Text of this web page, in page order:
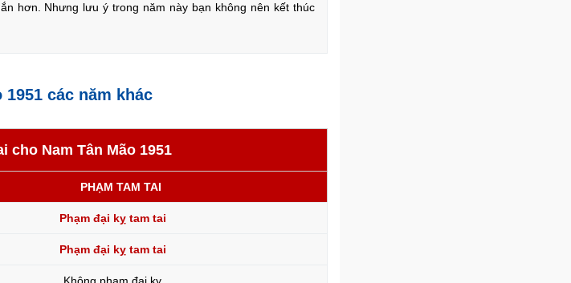
hơn. Nhưng lưu ý trong năm này bạn không nên kết thúc
các năm khác
cho Nam Tân Mão 1951
PHẠM TAM TAI
Phạm đại kỵ tam tai
Phạm đại kỵ tam tai